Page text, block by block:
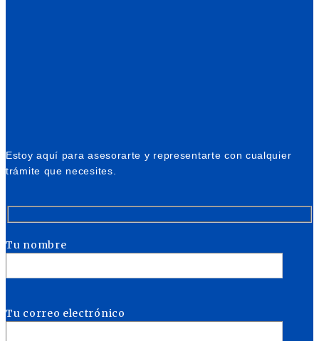
Estoy aquí para asesorarte y representarte con cualquier
trámite que necesites.
Tu nombre
Tu correo electrónico